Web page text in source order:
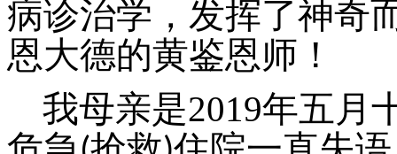
病诊治学，发挥了神奇
恩大德的黄鉴恩师！
我母亲是2019年五月